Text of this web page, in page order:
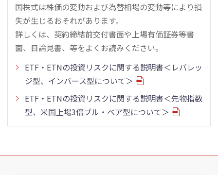
国株式は株価の変動および為替相場の変動等により損
失が生じるおそれがあります。
詳しくは、契約締結前交付書面や上場有価証券等書
面、目論見書、等をよくお読みください。
ETF・ETNの投資リスクに関する説明書＜レバレッ
ジ型、インバース型について＞
ETF・ETNの投資リスクに関する説明書＜先物指数
型、米国上場3倍ブル・ベア型について＞
こ